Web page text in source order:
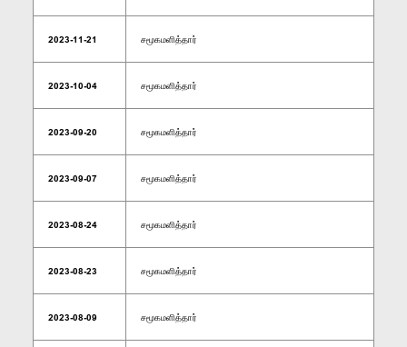
2023-11-21 சமூகமளித்தார்
2023-10-04 சமூகமளித்தார்
2023-09-20 சமூகமளித்தார்
2023-09-07 சமூகமளித்தார்
2023-08-24 சமூகமளித்தார்
2023-08-23 சமூகமளித்தார்
2023-08-09 சமூகமளித்தார்